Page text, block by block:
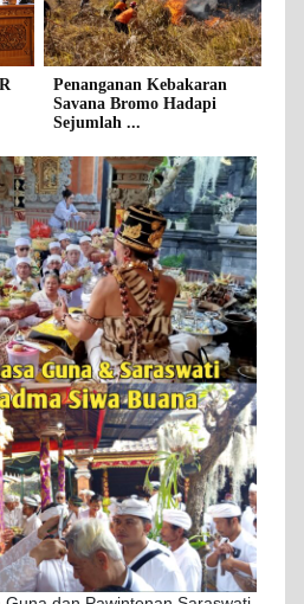
Penanganan Kebakaran
Savana Bromo Hadapi
Sejumlah ...